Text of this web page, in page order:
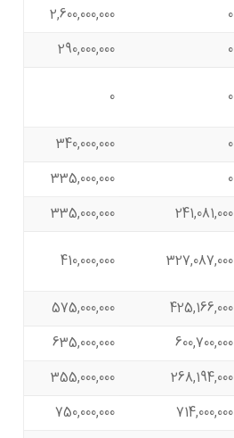
0
2,600,000,000
0
290,000,000
0
0
0
340,000,000
0
335,000,000
241,081,000
335,000,000
327,087,000
410,000,000
425,166,000
575,000,000
600,700,000
635,000,000
268,194,000
355,000,000
714,000,000
750,000,000